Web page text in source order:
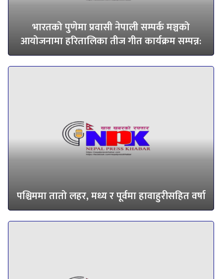
भारतको पुणेमा प्रवासी नेपाली सम्पर्क मञ्चको
आयोजनामा हरितालिका तीज गीत कार्यक्रम सम्पन्न:
पश्चिममा तातो लहर, मध्य र पूर्वमा हावाहुरीसहित वर्षा